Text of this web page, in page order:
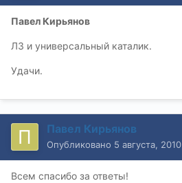
Павел Кирьянов
ЛЗ и универсальный каталик.
Удачи.
Павел Кирьянов
Опубликовано 5 августа, 2010
Всем спасибо за ответы!